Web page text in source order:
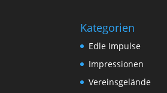
Kategorien
Edle Impulse
Impressionen
Vereinsgelände